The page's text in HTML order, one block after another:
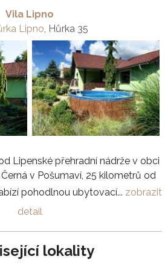
Vila Lipno
Lipno, Hůrka 35
Lipenské přehradní nádrže v obci
v Pošumaví, 25 kilometrů od
pohodlnou ubytovací... zobrazit
detail
lokality